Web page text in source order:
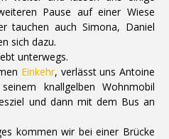
Pause auf einer Wiese
tauchen auch Simona, Daniel
sich dazu.
unterwegs.
Einkehr, verlässt uns Antoine
knallgelben Wohnmobil
und dann mit dem Bus an
kommen wir bei einer Brücke